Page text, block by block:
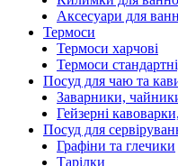
Аксесуари для
Термоси
Термоси харчові
Термоси
Посуд для чаю та
Заварники,
Гейзерні
Посуд для
Графіни та глечики
Тарілки